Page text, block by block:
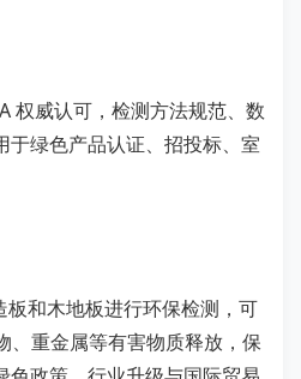
权威认可，检测方法规范、数
于绿色产品认证、招投标、室
和木地板进行环保检测，可
、重金属等有害物质释放，保